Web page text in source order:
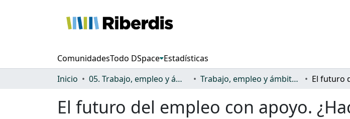
ComunidadesTodo DSpace Estadísticas
Inicio
05. Trabajo, empleo y ámbito productivo Trabajo, empleo y ámbito productivo
El futuro del empleo con apoyo.